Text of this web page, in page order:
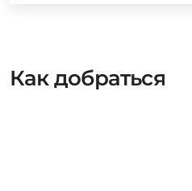
Как добраться